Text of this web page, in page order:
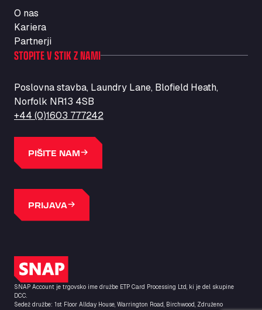
O nas
Kariera
Partnerji
STOPITE V STIK Z NAMI
Poslovna stavba, Laundry Lane, Blofield Heath,
Norfolk NR13 4SB
+44 (0)1603 777242
PIŠITE NAM
PRIJAVA
Logotip SNAP
SNAP Account je trgovsko ime družbe ETP Card Processing Ltd, ki je del skupine
DCC.
Sedež družbe: 1st Floor Allday House, Warrington Road, Birchwood, Združeno